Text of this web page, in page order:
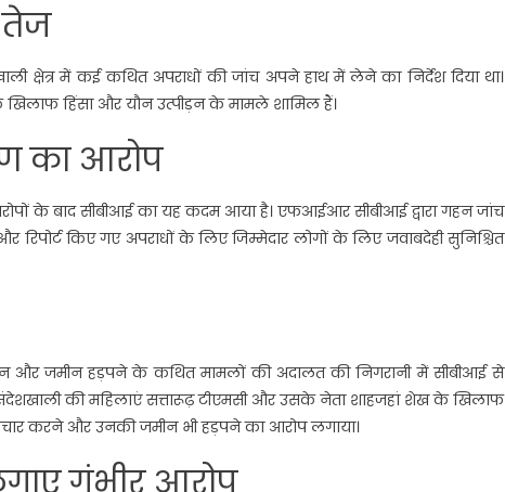
तेज
क्षेत्र में कई कथित अपराधों की जांच अपने हाथ में लेने का निर्देश दिया था।
हिंसा और यौन उत्पीड़न के मामले शामिल हैं।
का आरोप
के बाद सीबीआई का यह कदम आया है। एफआईआर सीबीआई द्वारा गहन जांच
रिपोर्ट किए गए अपराधों के लिए जिम्मेदार लोगों के लिए जवाबदेही सुनिश्चित
और जमीन हड़पने के कथित मामलों की अदालत की निगरानी में सीबीआई से
की महिलाएं सत्तारूढ़ टीएमसी और उसके नेता शाहजहां शेख के खिलाफ
करने और उनकी जमीन भी हड़पने का आरोप लगाया।